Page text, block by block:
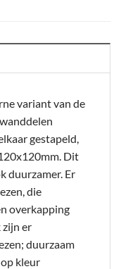
variant van de
gestapeld,
Dit
duurzamer. Er
die
overkapping
zijn er
duurzaam
kleur